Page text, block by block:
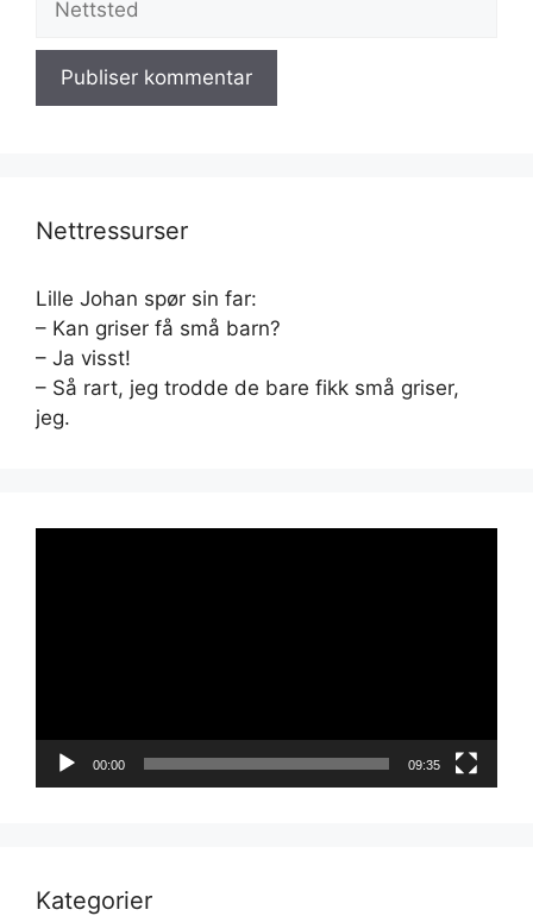
Nettressurser
Lille Johan spør sin far:
– Kan griser få små barn?
– Ja visst!
– Så rart, jeg trodde de bare fikk små griser,
jeg.
00:00 09:35
Kategorier